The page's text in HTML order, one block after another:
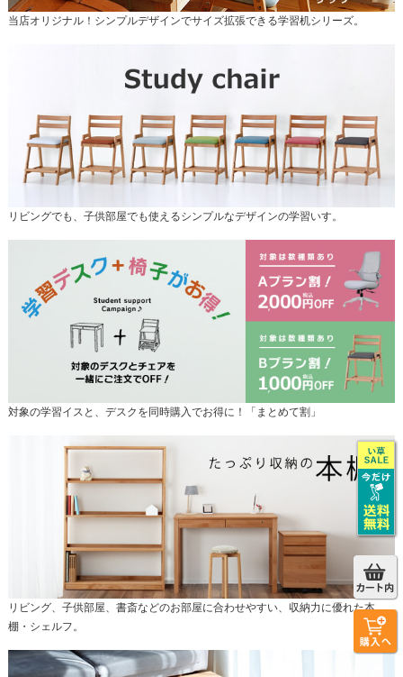
当店オリジナル！シンプルデザインでサイズ拡張できる学習机シリーズ。
リビングでも、子供部屋でも使えるシンプルなデザインの学習いす。
対象の学習イスと、デスクを同時購入でお得に！「まとめて割」
リビング、子供部屋、書斎などのお部屋に合わせやすい、収納力に優れた本
棚・シェルフ。